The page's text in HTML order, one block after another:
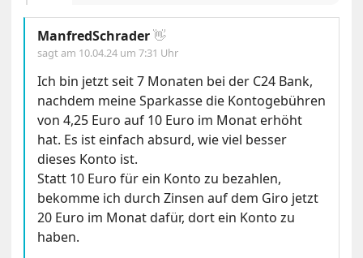
ManfredSchrader👋
sagt am 10.04.24 um 7:31 Uhr
Ich bin jetzt seit 7 Monaten bei der C24 Bank,
nachdem meine Sparkasse die Kontogebühren
von 4,25 Euro auf 10 Euro im Monat erhöht
hat. Es ist einfach absurd, wie viel besser
dieses Konto ist.
Statt 10 Euro für ein Konto zu bezahlen,
bekomme ich durch Zinsen auf dem Giro jetzt
20 Euro im Monat dafür, dort ein Konto zu
haben.